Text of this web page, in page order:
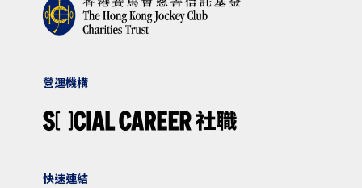
營運機構
快速連結